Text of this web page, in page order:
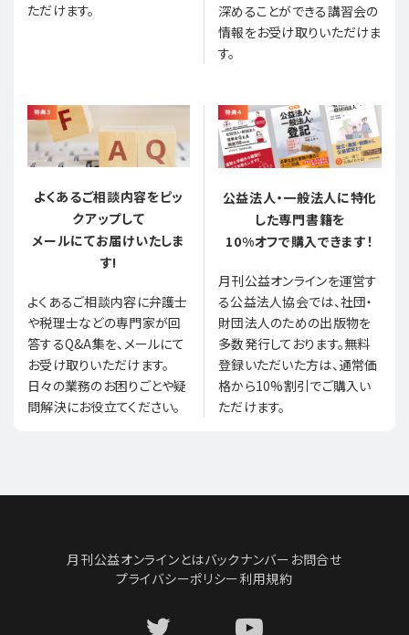
ただけます。
深めることができる講習会の
情報をお受け取りいただけま
す。
よくあるご相談内容をピッ
クアップして
メールにてお届けいたしま
す!
よくあるご相談内容に弁護士
や税理士などの専門家が回
答するQ&A集を、メールにて
お受け取りいただけます。
日々の業務のお困りごとや疑
問解決にお役立てください。
公益法人・一般法人に特化
した専門書籍を
10%オフで購入できます！
月刊公益オンラインを運営す
る公益法人協会では、社団・
財団法人のための出版物を
多数発行しております。無料
登録いただいた方は、通常価
格から10%割引でご購入い
ただけます。
月刊公益オンラインとはバックナンバー お問合せ
プライバシーポリシー利用規約